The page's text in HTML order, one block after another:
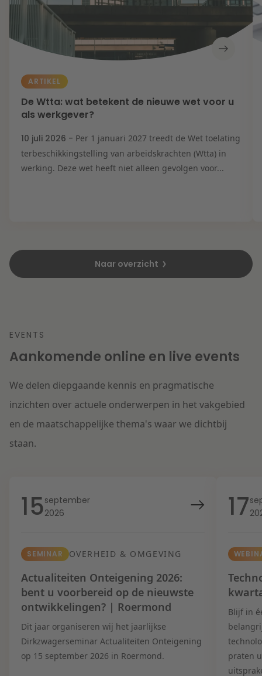
ARTIKEL
De Wtta: wat betekent de nieuwe wet voor u
als werkgever?
10 juli 2026 - Per 1 januari 2027 treedt de Wet toelating
terbeschikkingstelling van arbeidskrachten (Wtta) in
werking. Deze wet heeft niet alleen gevolgen voor...
Naar overzicht
EVENTS
Aankomende online en live events
We delen diepgaande kennis en pragmatische
inzichten over actuele onderwerpen in het vakgebied
en de maatschappelijke thema's waar we dichtbij
staan.
15september
2026
SEMINAR OVERHEID & OMGEVING
Actualiteiten Onteigening 2026:
bent u voorbereid op de nieuwste
ontwikkelingen? | Roermond
Dit jaar organiseren wij het jaarlijkse
Dirkzwagerseminar Actualiteiten Onteigening
op 15 september 2026 in Roermond.
17
Blijf in
praten